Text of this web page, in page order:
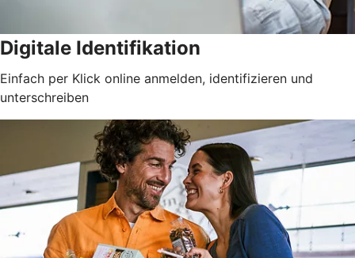
Digitale Identifikation
Einfach per Klick online anmelden, identifizieren und
unterschreiben